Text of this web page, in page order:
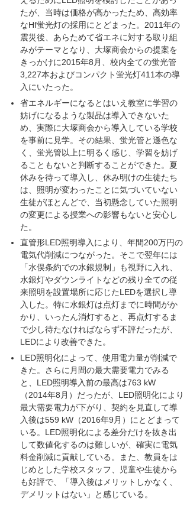
たが、当時は価格が高かったため、高効率
なHf蛍光灯の採用にとどまった。2011年の
震災後、あらためて省エネに対する取り組
みがテーマとなり、大塚商会からの提案を
きっかけに2015年8月、校内全ての蛍光管
3,227本およびコンパクト蛍光灯411本の導
入にいたった。
省エネルギーになるとはいえ教室に学習の
妨げになるような製品は導入できないた
め、実際に大塚商会から導入している学校
を事前に見学。その結果、蛍光管と遜色な
く、蛍光管以上に明るく感じ、学習を妨げ
ることもないと判断することができた。夏
休みを待って導入し、休み明けの生徒たち
は、照明が変わったことに気づいていない
生徒がほとんどで、当初懸念していた照明
の変更による授業への影響もないと安心し
た。
直管形LED照明導入により、年間200万円の
電気代削減につながった。そこで翌年には
「水俣条約での水銀規制」も視野に入れ、
水銀灯やダウンライトなどの残り全ての従
来照明を設置場所に応じたLEDを選択し導
入した。特に水銀灯は点灯までに時間がか
かり、いったん消灯すると、再点灯するま
で少し待たなければならず不評だったが、
LEDにより改善できた。
LED照明化によって、使用電力量が削減で
きた。さらに月間の最大需要電力でみる
と、LED照明導入前の最高は763 kW
（2014年8月）だったが、LED照明化により
最大需要電力が下がり、契約を見直して導
入後は559 kW（2016年9月）にとどまって
いる。LED照明化による差分だけを抜き出
して数値化するのは難しいが、確実に電気
料金削減に貢献している。また、教員をは
じめとした学校スタッフ、児童や生徒から
も好評で、「導入後はメリットしかなく、
デメリットはない」と感じている。